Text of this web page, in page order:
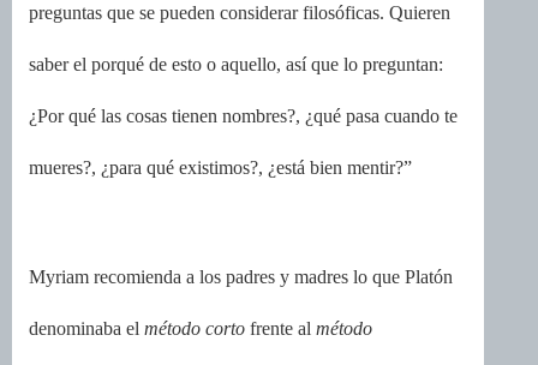
preguntas que se pueden considerar filosóficas. Quieren
saber el porqué de esto o aquello, así que lo preguntan:
¿Por qué las cosas tienen nombres?, ¿qué pasa cuando te
mueres?, ¿para qué existimos?, ¿está bien mentir?”
Myriam recomienda a los padres y madres lo que Platón
denominaba el método corto frente al método